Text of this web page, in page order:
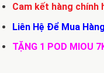
Cam kết hàng chính
Liên Hệ Để Mua Hàng
TẶNG 1 POD MIOU